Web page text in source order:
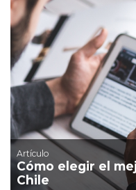
Artículo
Cómo elegir el
Chile